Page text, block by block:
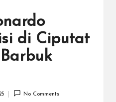
di Ciputat
No Comments